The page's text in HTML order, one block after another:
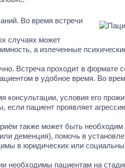
Во время встречи
случаях может
а излеченные
Встреча проходит в
в удобное время. Во
консультации, условия его
если пациент проявляет
также может быть
деменция), помочь в
в юридических или
необходимы пациентам на